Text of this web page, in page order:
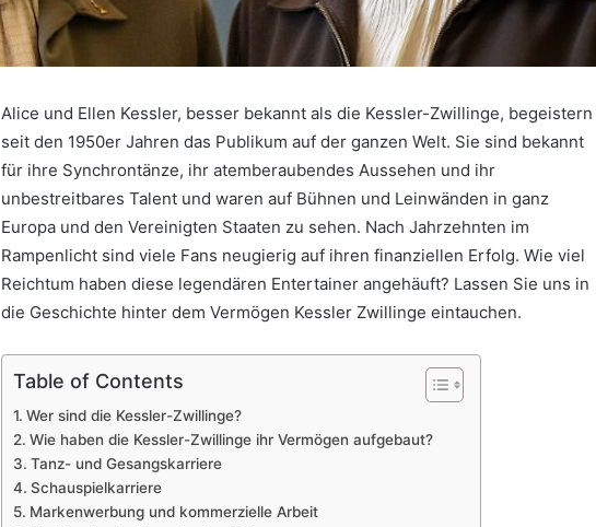
Alice und Ellen Kessler, besser bekannt als die Kessler-Zwillinge, begeistern
seit den 1950er Jahren das Publikum auf der ganzen Welt. Sie sind bekannt
für ihre Synchrontänze, ihr atemberaubendes Aussehen und ihr
unbestreitbares Talent und waren auf Bühnen und Leinwänden in ganz
Europa und den Vereinigten Staaten zu sehen. Nach Jahrzehnten im
Rampenlicht sind viele Fans neugierig auf ihren finanziellen Erfolg. Wie viel
Reichtum haben diese legendären Entertainer angehäuft? Lassen Sie uns in
die Geschichte hinter dem Vermögen Kessler Zwillinge eintauchen.
Table of Contents
Wer sind die Kessler-Zwillinge?
Wie haben die Kessler-Zwillinge ihr Vermögen aufgebaut?
Tanz- und Gesangskarriere
Schauspielkarriere
Markenwerbung und kommerzielle Arbeit